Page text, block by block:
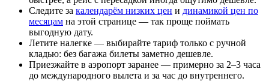
Следите за календарём низких цен и динамикой цен по
месяцам на этой странице — так проще поймать
выгодную дату.
Летите налегке — выбирайте тариф только с ручной
кладью: без багажа билеты заметно дешевле.
Приезжайте в аэропорт заранее — примерно за 2–3 часа
до международного вылета и за час до внутреннего.